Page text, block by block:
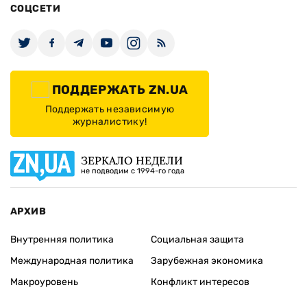
СОЦСЕТИ
ПОДДЕРЖАТЬ ZN.UA
Поддержать независимую
журналистику!
ЗЕРКАЛО НЕДЕЛИ
не подводим с 1994-го года
АРХИВ
Внутренняя политика
Международная политика
Макроуровень
Социальная защита
Зарубежная экономика
Конфликт интересов